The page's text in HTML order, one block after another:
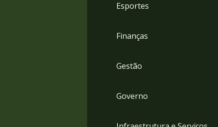
Esportes
Finanças
Gestão
Governo